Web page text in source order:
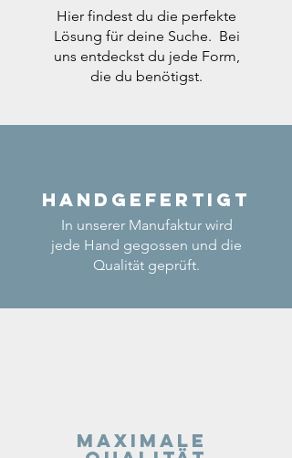
Hier findest du die perfekte
Lösung für deine Suche. Bei
uns entdeckst du jede Form,
die du benötigst.
Handgefertigt
In unserer Manufaktur wird
jede Hand gegossen und die
Qualität geprüft.
Maximale